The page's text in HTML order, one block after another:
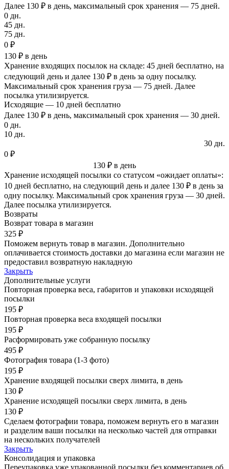
Далее 130 ₽ в день, максимальный срок хранения — 75 дней.
0 дн.
45 дн.
75 дн.
0 ₽
130 ₽ в день
Хранение входящих посылок на складе: 45 дней бесплатно, на
следующий день и далее 130 ₽ в день за одну посылку.
Максимальный срок хранения груза — 75 дней. Далее
посылка утилизируется.
Исходящие — 10 дней бесплатно
Далее 130 ₽ в день, максимальный срок хранения — 30 дней.
0 дн.
10 дн.
30 дн.
0 ₽
130 ₽ в день
Хранение исходящей посылки со статусом «ожидает оплаты»:
10 дней бесплатно, на следующий день и далее 130 ₽ в день за
одну посылку. Максимальный срок хранения груза — 30 дней.
Далее посылка утилизируется.
Возвраты
Возврат товара в магазин
325 ₽
Поможем вернуть товар в магазин. Дополнительно
оплачивается стоимость доставки до магазина если магазин не
предоставил возвратную накладную
Закрыть
Дополнительные услуги
Повторная проверка веса, габаритов и упаковки исходящей
посылки
195 ₽
Повторная проверка веса входящей посылки
195 ₽
Расформировать уже собранную посылку
495 ₽
Фотография товара (1-3 фото)
195 ₽
Хранение входящей посылки сверх лимита, в день
130 ₽
Хранение исходящей посылки сверх лимита, в день
130 ₽
Сделаем фотографии товара, поможем вернуть его в магазин
и разделим ваши посылки на несколько частей для отправки
на нескольких получателей
Закрыть
Консолидация и упаковка
Переупаковка уже упакованной посылки без комментариев об